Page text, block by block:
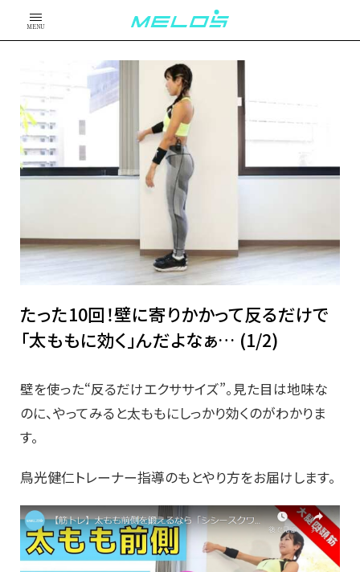
MENU
たった10回！壁に寄りかかって反るだけで
「太ももに効く」んだよなぁ… (1/2)
壁を使った“反るだけエクササイズ”。見た目は地味な
のに、やってみると太ももにしっかり効くのがわかりま
す。
鳥光健仁トレーナー指導のもとやり方をお届けします。